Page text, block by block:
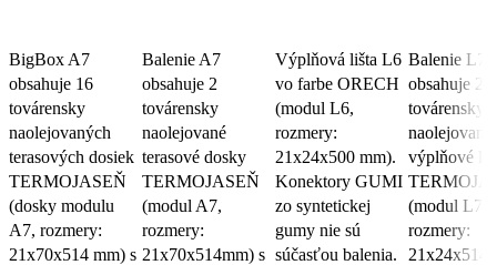
BigBox A7
obsahuje 16
továrensky
naolejovaných
terasových dosiek
TERMOJASEŇ
(dosky modulu
A7, rozmery:
21x70x514 mm) s
Balenie A7
obsahuje 2
továrensky
naolejované
terasové dosky
TERMOJASEŇ
(modul A7,
rozmery:
21x70x514mm) s
Výplňová lišta L6
vo farbe ORECH
(modul L6,
rozmery:
21x24x500 mm).
Konektory GUMI
zo syntetickej
gumy nie sú
súčasťou balenia.
Balenie L7
obsahuje 2
továrensky
naolejované
výplňové
(modul L7,
rozmery:
21x24x514